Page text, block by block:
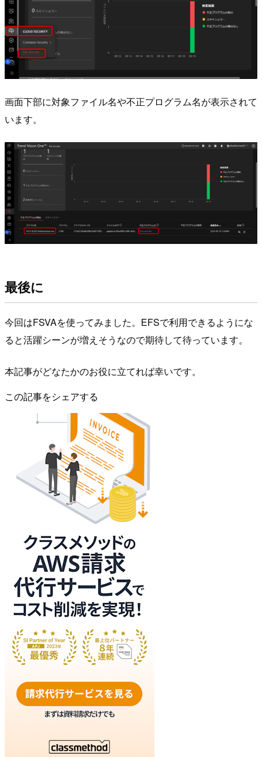
画面下部に対象ファイル名や不正プログラム名が表示されて
います。
最後に
今回はFSVAを使ってみました。EFSで利用できるようにな
ると活躍シーンが増えそうなので期待して待っています。
本記事がどなたかのお役に立てれば幸いです。
この記事をシェアする